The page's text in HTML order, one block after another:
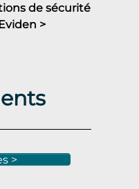
de sécurité
>
>